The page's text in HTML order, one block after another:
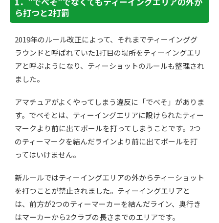
ら打つと2打罰
2019年のルール改正によって、それまでティーインググ
ラウンドと呼ばれていた1打目の場所をティーイングエリ
アと呼ぶようになり、ティーショットのルールも整理され
ました。
アマチュアがよくやってしまう違反に「でべそ」がありま
す。でべそとは、ティーイングエリアに設けられたティー
マークより前に出てボールを打ってしまうことです。2つ
のティーマークを結んだラインより前に出てボールを打
ってはいけません。
新ルールではティーイングエリアの外からティーショット
を打つことが禁止されました。ティーイングエリアと
は、前方が2つのティーマーカーを結んだライン、奥行き
はマーカーから2クラブの長さまでのエリアです。